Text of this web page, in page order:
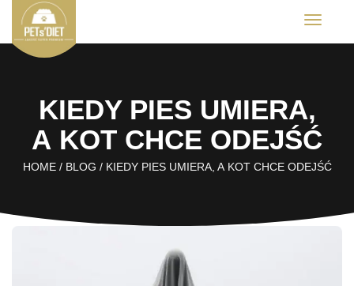
T
g
a
v
a
n
KIEDY PIES UMIERA,
A KOT CHCE ODEJŚĆ
HOME/ BLOG / KIEDY PIES UMIERA, A KOT CHCE ODEJŚĆ